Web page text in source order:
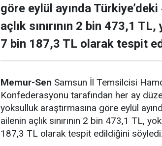
göre eylül ayında
açlık sınırının 2 bin 473,1 TL,
7 bin 187,3 TL olarak tespit
Memur-Sen Samsun İl Temsilcisi
Konfederasyonu tarafından her ay
yoksulluk araştırmasına göre eylül
ailenin açlık sınırının 2 bin 473,1 TL,
187,3 TL olarak tespit edildiğini söyledi.